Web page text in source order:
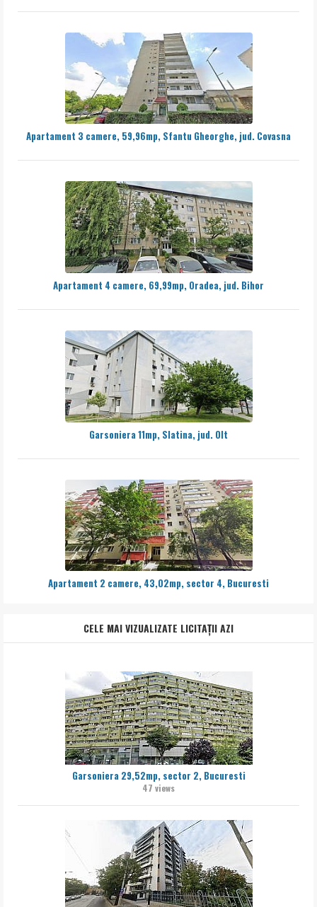
Apartament 3 camere, 59,96mp, Sfantu Gheorghe, jud. Covasna
Apartament 4 camere, 69,99mp, Oradea, jud. Bihor
Garsoniera 11mp, Slatina, jud. Olt
Apartament 2 camere, 43,02mp, sector 4, Bucuresti
CELE MAI VIZUALIZATE LICITAȚII AZI
Garsoniera 29,52mp, sector 2, Bucuresti
47 views